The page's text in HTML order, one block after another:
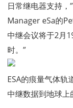
日常继电器支持，
Manager eSa的
中继会议将于2月
时。”
ESA的痕量气体
中继数据到地球上